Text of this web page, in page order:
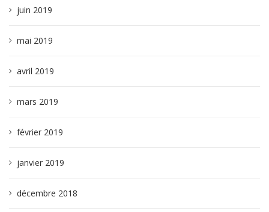
juin 2019
mai 2019
avril 2019
mars 2019
février 2019
janvier 2019
décembre 2018